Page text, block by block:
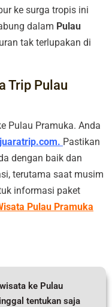
ke surga tropis ini
dalam Pulau
tak terlupakan di
Trip Pulau
Pulau Pramuka. Anda
juaratrip.com. Pastikan
dengan baik dan
terutama saat musim
informasi paket
Pulau Pramuka
ke Pulau
tentukan saja